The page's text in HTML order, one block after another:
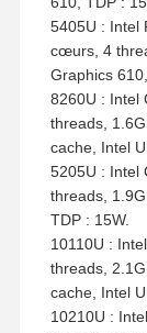
Options
4305U : Intel
threads,
610, TDP :